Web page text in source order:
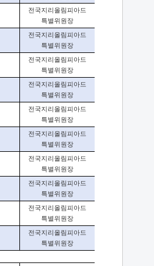
전국지리올림피아드
특별위원장
전국지리올림피아드
특별위원장
전국지리올림피아드
특별위원장
전국지리올림피아드
특별위원장
전국지리올림피아드
특별위원장
전국지리올림피아드
특별위원장
전국지리올림피아드
특별위원장
전국지리올림피아드
특별위원장
전국지리올림피아드
특별위원장
전국지리올림피아드
특별위원장